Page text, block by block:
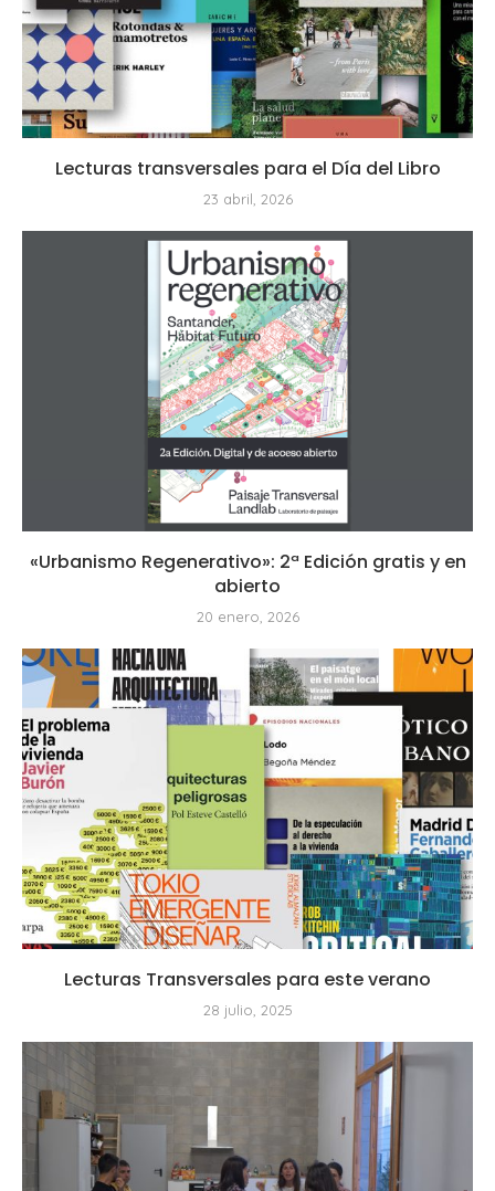
Lecturas transversales para el Día del Libro
23 abril, 2026
«Urbanismo Regenerativo»: 2ª Edición gratis y en
abierto
20 enero, 2026
Lecturas Transversales para este verano
28 julio, 2025